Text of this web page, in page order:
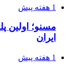
1 هفته پیش
مسنو؛ اولین
ایران
1 هفته پیش